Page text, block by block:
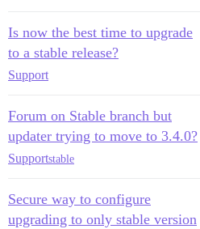
Is now the best time to upgrade
to a stable release?
Support
Forum on Stable branch but
updater trying to move to 3.4.0?
Supportstable
Secure way to configure
upgrading to only stable version